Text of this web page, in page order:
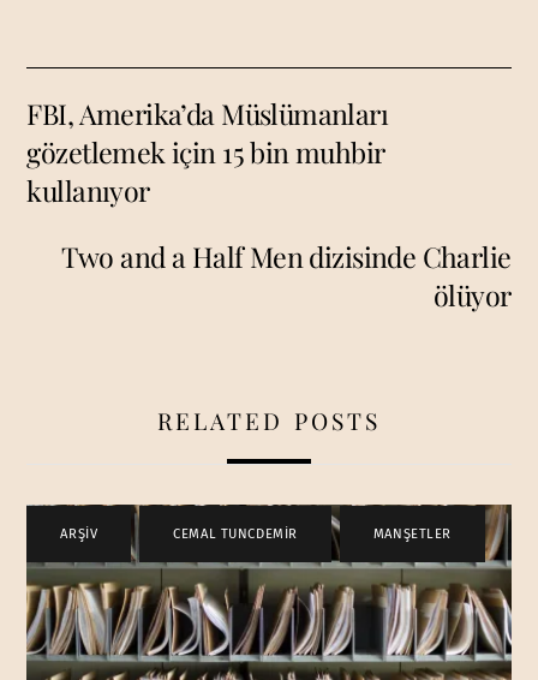
FBI, Amerika’da Müslümanları
gözetlemek için 15 bin muhbir
kullanıyor
Two and a Half Men dizisinde Charlie
ölüyor
RELATED POSTS
ARŞİV CEMAL TUNCDEMİR , MANŞETLER